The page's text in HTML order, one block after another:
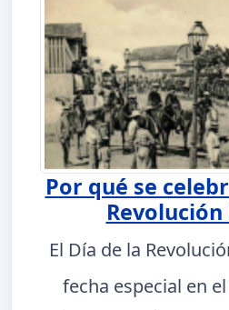
Por qué se
El Día de la
fecha especial en